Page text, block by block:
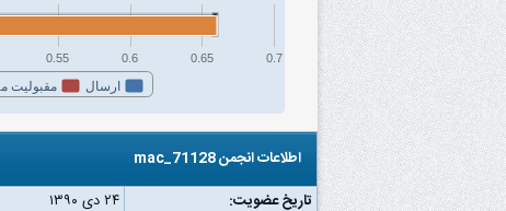
ارسال مقبولیت
0.55 0.6 0.65 0.7
اطلاعات انجمن mac_71128
تاریخ عضویت:
۲۴ دى ۱۳۹۰